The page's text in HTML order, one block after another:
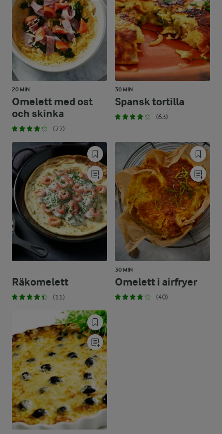
20 MIN
Omelett med ost
och skinka
(77)
30 MIN
Spansk tortilla
(63)
Räkomelett
(11)
30 MIN
Omelett i airfryer
(40)